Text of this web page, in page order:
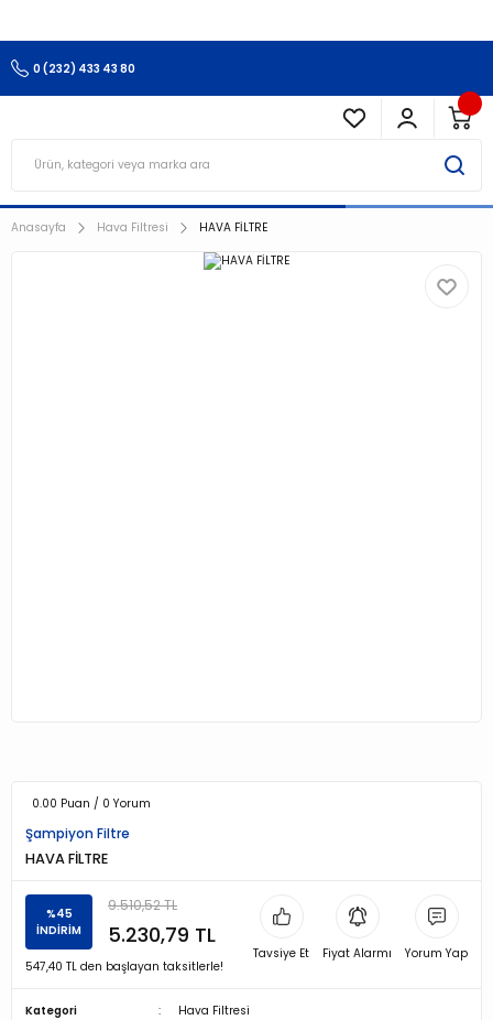
0 (232) 433 43 80
Anasayfa Hava Filtresi HAVA FİLTRE
0.00 Puan / 0 Yorum
Şampiyon Filtre
HAVA FİLTRE
%45
İNDİRİM
9.510,52 TL
5.230,79 TL
547,40 TL den başlayan taksitlerle!
Tavsiye Et Fiyat Alarmı Yorum Yap
Kategori Hava Filtresi